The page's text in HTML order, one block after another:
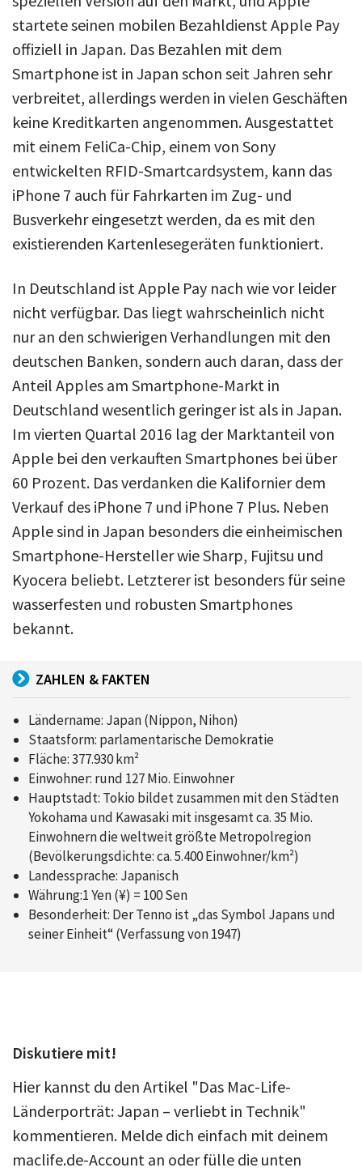
startete seinen mobilen Bezahldienst Apple Pay
offiziell in Japan. Das Bezahlen mit dem
Smartphone ist in Japan schon seit Jahren sehr
verbreitet, allerdings werden in vielen Geschäften
keine Kreditkarten angenommen. Ausgestattet
mit einem FeliCa-Chip, einem von Sony
entwickelten RFID-Smartcardsystem, kann das
iPhone 7 auch für Fahrkarten im Zug- und
Busverkehr eingesetzt werden, da es mit den
existierenden Kartenlesegeräten funktioniert.
In Deutschland ist Apple Pay nach wie vor leider
nicht verfügbar. Das liegt wahrscheinlich nicht
nur an den schwierigen Verhandlungen mit den
deutschen Banken, sondern auch daran, dass der
Anteil Apples am Smartphone-Markt in
Deutschland wesentlich geringer ist als in Japan.
Im vierten Quartal 2016 lag der Marktanteil von
Apple bei den verkauften Smartphones bei über
60 Prozent. Das verdanken die Kalifornier dem
Verkauf des iPhone 7 und iPhone 7 Plus. Neben
Apple sind in Japan besonders die einheimischen
Smartphone-Hersteller wie Sharp, Fujitsu und
Kyocera beliebt. Letzterer ist besonders für seine
wasserfesten und robusten Smartphones
bekannt.
ZAHLEN & FAKTEN
Ländername: Japan (Nippon, Nihon)
Staatsform: parlamentarische Demokratie
Fläche: 377.930 km²
Einwohner: rund 127 Mio. Einwohner
Hauptstadt: Tokio bildet zusammen mit den Städten
Yokohama und Kawasaki mit insgesamt ca. 35 Mio.
Einwohnern die weltweit größte Metropolregion
(Bevölkerungsdichte: ca. 5.400 Einwohner/km²)
Landessprache: Japanisch
Währung:1 Yen (¥) = 100 Sen
Besonderheit: Der Tenno ist „das Symbol Japans und
seiner Einheit“ (Verfassung von 1947)
Diskutiere mit!
Hier kannst du den Artikel "Das Mac-Life-
Länderporträt: Japan – verliebt in Technik"
kommentieren. Melde dich einfach mit deinem
maclife.de-Account an oder fülle die unten